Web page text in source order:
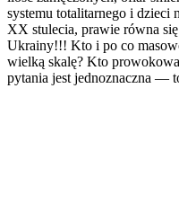
systemu totalitarnego i dzieci
ХХ stulecia, prawie równa się
Ukrainy!!! Kto i po co
wielką skalę? Kto
pytania jest jednoznaczna —